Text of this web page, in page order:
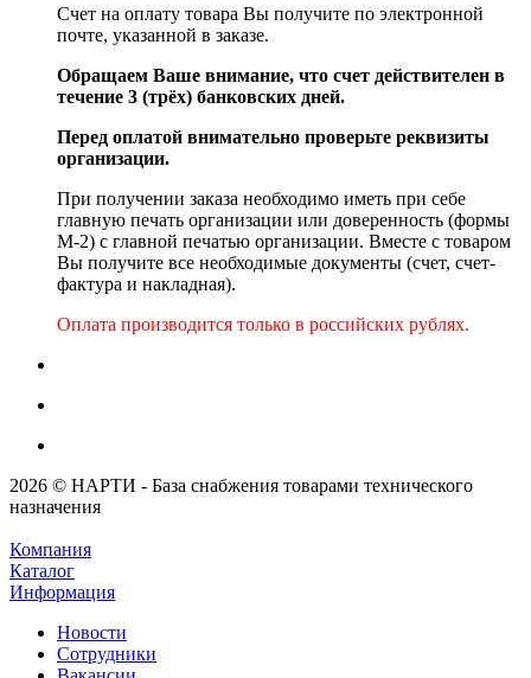
Счет на оплату товара Вы получите по электронной
почте, указанной в заказе.
Обращаем Ваше внимание, что счет действителен в
течение 3 (трёх) банковских дней.
Перед оплатой внимательно проверьте реквизиты
организации.
При получении заказа необходимо иметь при себе
главную печать организации или доверенность (формы
М-2) с главной печатью организации. Вместе с товаром
Вы получите все необходимые документы (счет, счет-
фактура и накладная).
Оплата производится только в российских рублях.
2026 © НАРТИ - База снабжения товарами технического
назначения
Компания
Каталог
Информация
Новости
Сотрудники